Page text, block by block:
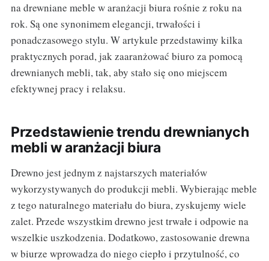
na drewniane meble w aranżacji biura rośnie z roku na
rok. Są one synonimem elegancji, trwałości i
ponadczasowego stylu. W artykule przedstawimy kilka
praktycznych porad, jak zaaranżować biuro za pomocą
drewnianych mebli, tak, aby stało się ono miejscem
efektywnej pracy i relaksu.
Przedstawienie trendu drewnianych
mebli w aranżacji biura
Drewno jest jednym z najstarszych materiałów
wykorzystywanych do produkcji mebli. Wybierając meble
z tego naturalnego materiału do biura, zyskujemy wiele
zalet. Przede wszystkim drewno jest trwałe i odpowie na
wszelkie uszkodzenia. Dodatkowo, zastosowanie drewna
w biurze wprowadza do niego ciepło i przytulność, co